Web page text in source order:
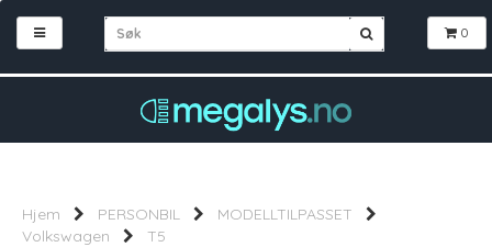
0
Hjem PERSONBIL
MODELLTILPASSET
Volkswagen
T5